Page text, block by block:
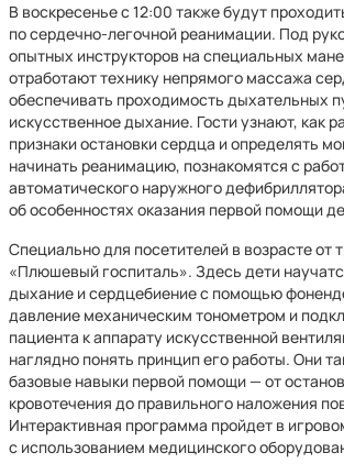
В воскресенье с 12:00 также будут
по сердечно‑легочной реанимации. Под
опытных инструкторов на специальных
отработают технику непрямого массажа
обеспечивать проходимость дыхательных
искусственное дыхание. Гости узнают, как
признаки остановки сердца и определять
начинать реанимацию, познакомятся с
автоматического наружного
об особенностях оказания первой помощи
Специально для посетителей в возрасте от
«Плюшевый госпиталь». Здесь дети
дыхание и сердцебиение с помощью
давление механическим тонометром и
пациента к аппарату искусственной
наглядно понять принцип его работы. Они
базовые навыки первой помощи — от
кровотечения до правильного наложения
Интерактивная программа пройдет в
с использованием медицинского